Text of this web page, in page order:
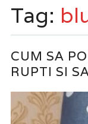
Tag:
CUM SA
RUPTI SI